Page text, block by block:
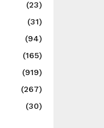
(23)
(31)
(94)
(165)
(919)
(267)
(30)